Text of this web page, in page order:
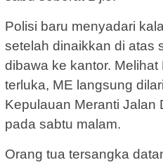
Polisi baru menyadari
setelah dinaikkan di atas
dibawa ke kantor.
terluka, ME langsung
Kepulauan Meranti Jalan
pada sabtu malam.
Orang tua tersangka